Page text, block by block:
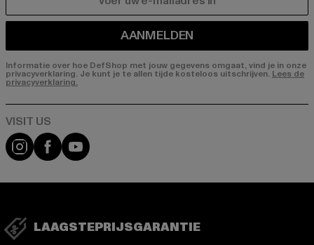
AANMELDEN
Informatie over hoe DefShop met jouw gegevens omgaat, vind je in onze
privacyverklaring. Je kunt je te allen tijde kosteloos uitschrijven. Lees de
privacyverklaring.
Visit our Instagram page:
Visit our Facebook page:
Visit our YouTube channel:
LAAGSTEPRIJSGARANTIE